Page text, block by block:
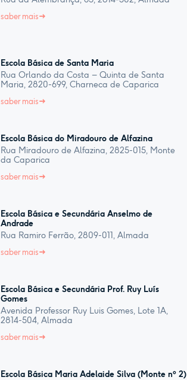
saber mais
Escola Básica de Santa Maria
Rua Orlando da Costa – Quinta de Santa
Maria, 2820-699, Charneca de Caparica
saber mais
Escola Básica do Miradouro de Alfazina
Rua Miradouro de Alfazina, 2825-015, Monte
da Caparica
saber mais
Escola Básica e Secundária Anselmo de
Andrade
Rua Ramiro Ferrão, 2809-011, Almada
saber mais
Escola Básica e Secundária Prof. Ruy Luís
Gomes
Avenida Professor Ruy Luis Gomes, Lote 1A,
2814-504, Almada
saber mais
Escola Básica Maria Adelaide Silva (Monte nº 2)